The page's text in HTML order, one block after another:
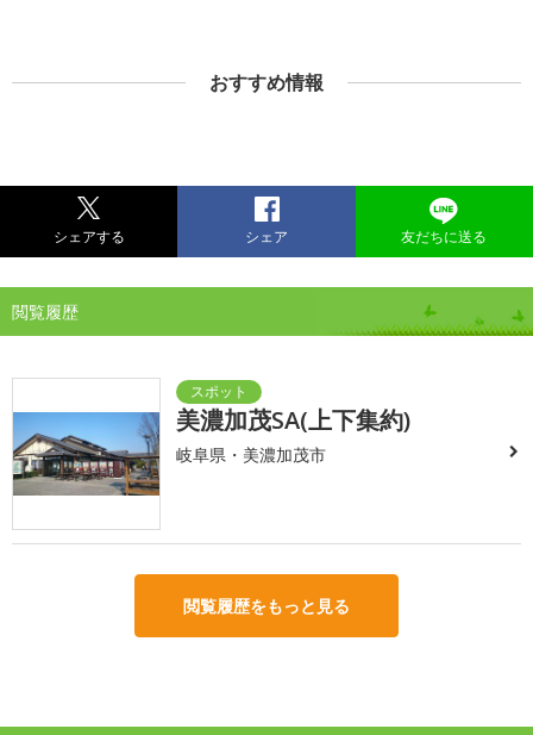
おすすめ情報
シェアする シェア 友だちに送る
閲覧履歴
美濃加茂SA(上下集約)
岐阜県・美濃加茂市
閲覧履歴をもっと見る